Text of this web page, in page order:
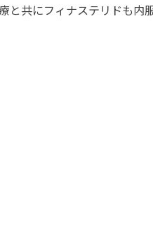
と共にフィナステリドも内